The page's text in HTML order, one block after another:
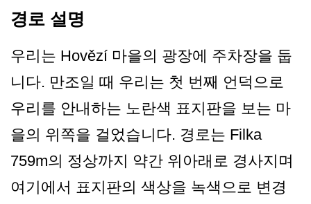
경로 설명
우리는 Hovězí 마을의 광장에 주차장을 둡
니다. 만조일 때 우리는 첫 번째 언덕으로
우리를 안내하는 노란색 표지판을 보는 마
을의 위쪽을 걸었습니다. 경로는 Filka
759m의 정상까지 약간 위아래로 경사지며
여기에서 표지판의 색상을 녹색으로 변경